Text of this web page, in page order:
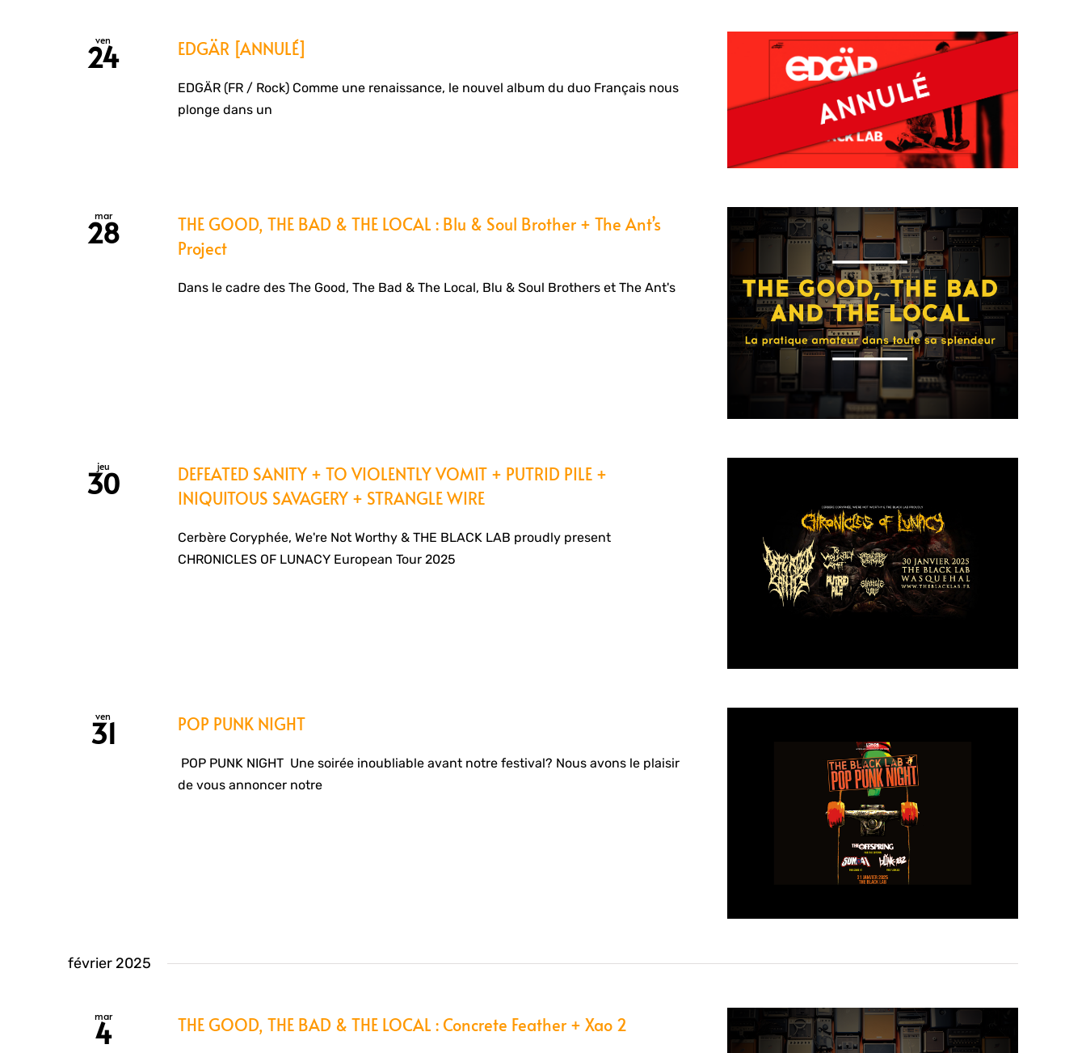
ven
24 EDGÄR [ANNULÉ]
EDGÄR (FR / Rock) Comme une renaissance, le nouvel album du duo Français nous
plonge dans un
mar
28
THE GOOD, THE BAD & THE LOCAL : Blu & Soul Brother + The Ant’s
Project
Dans le cadre des The Good, The Bad & The Local, Blu & Soul Brothers et The Ant's
jeu
30
DEFEATED SANITY + TO VIOLENTLY VOMIT + PUTRID PILE +
INIQUITOUS SAVAGERY + STRANGLE WIRE
Cerbère Coryphée, We're Not Worthy & THE BLACK LAB proudly present
CHRONICLES OF LUNACY European Tour 2025
ven
31 POP PUNK NIGHT
POP PUNK NIGHT Une soirée inoubliable avant notre festival? Nous avons le plaisir
de vous annoncer notre
février 2025
mar
4 THE GOOD, THE BAD & THE LOCAL : Concrete Feather + Xao 2